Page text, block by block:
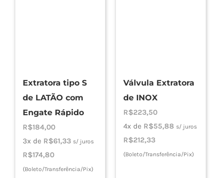
Extratora tipo S
de LATÃO com
Engate Rápido
R$184,00
3x de R$61,33 s/ juros
R$174,80
(Boleto/Transferência/Pix)
Válvula Extratora
de INOX
R$223,50
4x de R$55,88 s/ juros
R$212,33
(Boleto/Transferência/Pix)